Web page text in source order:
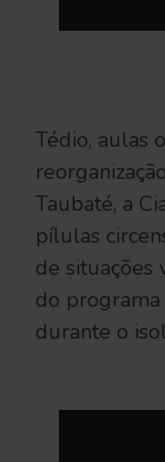
Tédio, aulas
Taubaté, a
pílulas
de situações
do programa
durante o